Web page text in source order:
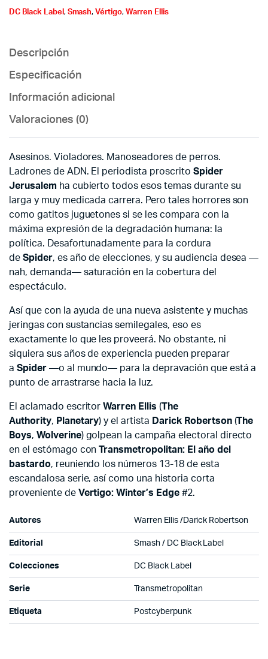
DC Black Label , Smash,Vértigo,Warren Ellis
Descripción
Especificación
Información adicional
Valoraciones (0)
Asesinos. Violadores. Manoseadores de perros.
Ladrones de ADN. El periodista proscrito Spider
Jerusalemha cubierto todos esos temas durante su
larga y muy medicada carrera. Pero tales horrores son
como gatitos juguetones si se les compara con la
máxima expresión de la degradación humana: la
política. Desafortunadamente para la cordura
de Spider, es año de elecciones, y su audiencia desea —
nah, demanda— saturación en la cobertura del
espectáculo.
Así que con la ayuda de una nueva asistente y muchas
jeringas con sustancias semilegales, eso es
exactamente lo que les proveerá. No obstante, ni
siquiera sus años de experiencia pueden preparar
a Spider—o al mundo— para la depravación que está a
punto de arrastrarse hacia la luz.
El aclamado escritorWarren Ellis (The
Authority, Planetary) y el artista Darick Robertson(The
Boys, Wolverine) golpean la campaña electoral directo
en el estómago conTransmetropolitan: El año del
bastardo, reuniendo los números 13-18 de esta
escandalosa serie, así como una historia corta
proveniente de Vertigo: Winter’s Edge#2.
Autores Warren Ellis /Darick Robertson
Editorial Smash / DC Black Label
Colecciones DC Black Label
Serie Transmetropolitan
Etiqueta Postcyberpunk